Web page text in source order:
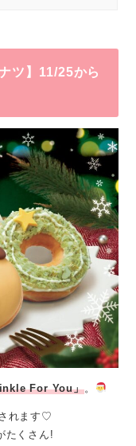
ツ】11/25から
For You」。
れます♡
たくさん!